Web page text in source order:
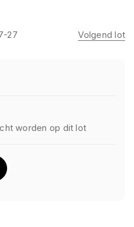
27 Volgend lot
worden op dit lot